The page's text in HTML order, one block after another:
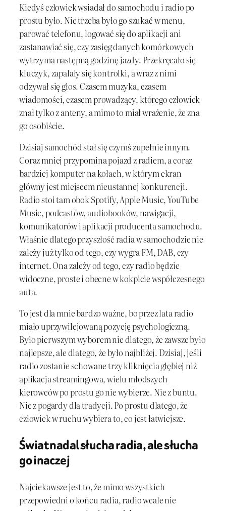
Kiedyś człowiek wsiadał do samochodu i radio po
prostu było. Nie trzeba było go szukać w menu,
parować telefonu, logować się do aplikacji ani
zastanawiać się, czy zasięg danych komórkowych
wytrzyma następną godzinę jazdy. Przekręcało się
kluczyk, zapalały się kontrolki, a wraz z nimi
odzywał się głos. Czasem muzyka, czasem
wiadomości, czasem prowadzący, którego człowiek
znał tylko z anteny, a mimo to miał wrażenie, że zna
go osobiście.
Dzisiaj samochód stał się czymś zupełnie innym.
Coraz mniej przypomina pojazd z radiem, a coraz
bardziej komputer na kołach, w którym ekran
główny jest miejscem nieustannej konkurencji.
Radio stoi tam obok Spotify, Apple Music, YouTube
Music, podcastów, audiobooków, nawigacji,
komunikatorów i aplikacji producenta samochodu.
Właśnie dlatego przyszłość radia w samochodzie nie
zależy już tylko od tego, czy wygra FM, DAB, czy
internet. Ona zależy od tego, czy radio będzie
widoczne, proste i obecne w kokpicie współczesnego
auta.
To jest dla mnie bardzo ważne, bo przez lata radio
miało uprzywilejowaną pozycję psychologiczną.
Było pierwszym wyborem nie dlatego, że zawsze było
najlepsze, ale dlatego, że było najbliżej. Dzisiaj, jeśli
radio zostanie schowane trzy kliknięcia głębiej niż
aplikacja streamingowa, wielu młodszych
kierowców po prostu go nie wybierze. Nie z buntu.
Nie z pogardy dla tradycji. Po prostu dlatego, że
człowiek w ruchu wybiera to, co jest łatwiejsze.
Świat nadal słucha radia, ale słucha
go inaczej
Najciekawsze jest to, że mimo wszystkich
przepowiedni o końcu radia, radio wcale nie